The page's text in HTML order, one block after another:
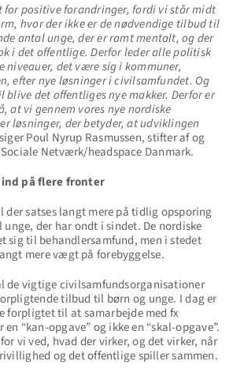
for positive forandringer, fordi vi står midt
hvor der ikke er de nødvendige tilbud til
antal unge, der er ramt mentalt, og der
i det offentlige. Derfor leder alle politisk
niveauer, det være sig i kommuner,
efter nye løsninger i civilsamfundet. Og
det offentliges nye makker. Derfor er
at vi gennem vores nye nordiske
løsninger, der betyder, at udviklingen
siger Poul Nyrup Rasmussen, stifter af og
Netværk/headspace Danmark.
på flere fronter
der satses langt mere på tidlig opsporing
der har ondt i sindet. De nordiske
sig til behandlersamfund, men i stedet
mere vægt på forebyggelse.
de vigtige civilsamfundsorganisationer
tilbud til børn og unge. I dag er
forpligtet til at samarbejde med fx
en “kan-opgave” og ikke en “skal-opgave”.
vi ved, hvad der virker, og det virker, når
og det offentlige spiller sammen.